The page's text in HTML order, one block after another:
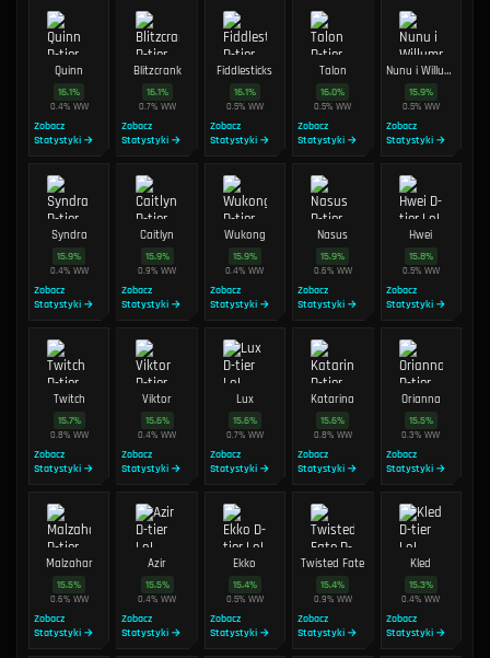
Quinn
16.1%
0.4% WW
Zobacz
Statystyki →
Blitzcrank
16.1%
0.7% WW
Zobacz
Statystyki →
Fiddlesticks
16.1%
0.5% WW
Zobacz
Statystyki →
Talon
16.0%
0.5%WW
Zobacz
Statystyki →
Nunu i Willump
15.9%
0.5% WW
Zobacz
Statystyki →
Syndra
15.9%
0.4% WW
Zobacz
Statystyki →
Caitlyn
15.9%
0.9%WW
Zobacz
Statystyki →
Wukong
15.9%
0.4%WW
Zobacz
Statystyki →
Nasus
15.9%
0.6% WW
Zobacz
Statystyki →
Hwei
15.8%
0.5% WW
Zobacz
Statystyki →
Twitch
15.7%
0.8% WW
Zobacz
Statystyki →
Viktor
15.6%
0.4%WW
Zobacz
Statystyki →
Lux
15.6%
0.7% WW
Zobacz
Statystyki →
Katarina
15.6%
0.8% WW
Zobacz
Statystyki →
Orianna
15.5%
0.3%WW
Zobacz
Statystyki →
Malzahar
15.5%
0.6% WW
Zobacz
Statystyki →
Azir
15.5%
0.4%WW
Zobacz
Statystyki →
Ekko
15.4%
0.5% WW
Zobacz
Statystyki →
Twisted Fate
15.4%
0.9% WW
Zobacz
Statystyki →
Kled
15.3%
0.4%WW
Zobacz
Statystyki →